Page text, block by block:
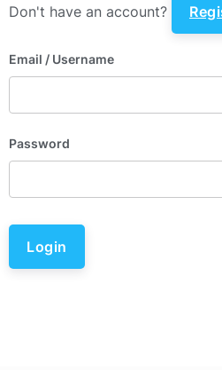
Don't have an account?
Email / Username
Password
Login